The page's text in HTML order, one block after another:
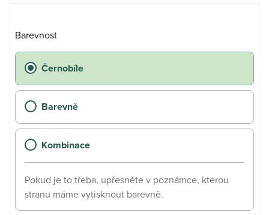
Barevnost
Černobíle
Barevně
Kombinace
Pokud je to třeba, upřesněte v poznámce, kterou
stranu máme vytisknout barevně.